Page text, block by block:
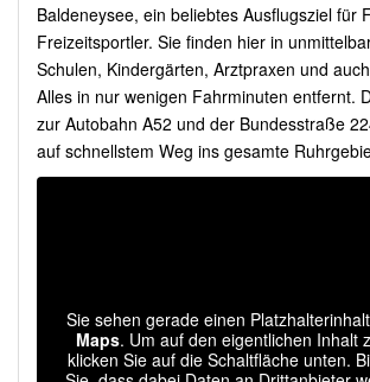
Baldeneysee, ein beliebtes Ausflugsziel für
Freizeitsportler. Sie finden hier in
Schulen, Kindergärten, Arztpraxen und
Alles in nur wenigen Fahrminuten entfernt.
zur Autobahn A52 und der Bundesstraße
auf schnellstem Weg ins gesamte
Sie sehen gerade einen
Maps. Um auf den eigentlichen Inhalt
klicken Sie auf die Schaltfläche unten.